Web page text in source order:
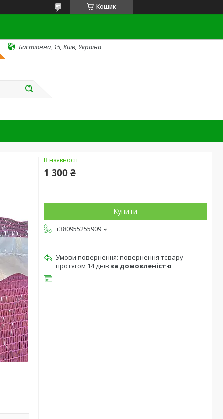
Кошик
Бастіонна, 15, Київ, Україна
В наявності
1 300 ₴
Купити
+380955255909
повернення товару
протягом 14 днів за домовленістю